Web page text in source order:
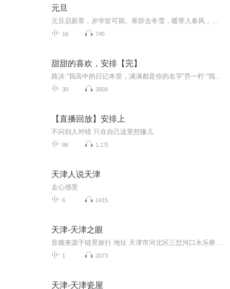
元旦
16 745
甜甜的喜欢，安排【完】
30 3609
【直播回放】安排上
不问别人对错 只在自己这里想辙儿
86 1.1万
天津人说天津
走心感受
6 1415
天津-天津之眼
1 2073
天津-天津瓷屋